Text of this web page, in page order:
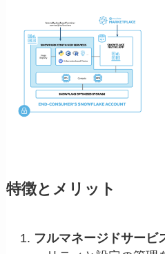
特徴とメリット
フルマネージドサービ